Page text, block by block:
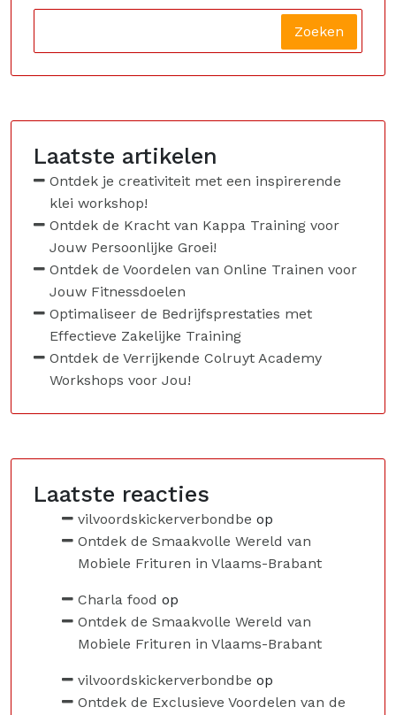
Zoeken
Laatste artikelen
Ontdek je creativiteit met een inspirerende
klei workshop!
Ontdek de Kracht van Kappa Training voor
Jouw Persoonlijke Groei!
Ontdek de Voordelen van Online Trainen voor
Jouw Fitnessdoelen
Optimaliseer de Bedrijfsprestaties met
Effectieve Zakelijke Training
Ontdek de Verrijkende Colruyt Academy
Workshops voor Jou!
Laatste reacties
vilvoordskickerverbondbe op
Ontdek de Smaakvolle Wereld van
Mobiele Frituren in Vlaams-Brabant
Charla food op
Ontdek de Smaakvolle Wereld van
Mobiele Frituren in Vlaams-Brabant
vilvoordskickerverbondbe op
Ontdek de Exclusieve Voordelen van de